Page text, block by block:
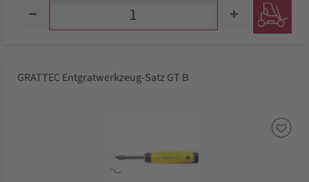
GRATTEC Entgratwerkzeug-Satz GT B